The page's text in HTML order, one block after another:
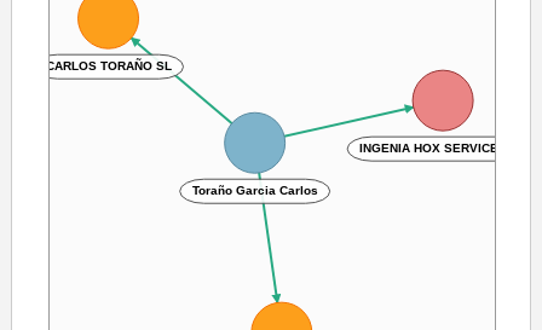
INGENIA HOX SERVICES SL
Toraño Garcia Carlos
CARLOS TORAÑO SL